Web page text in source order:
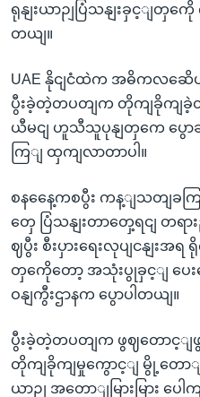
ရုနျးယာဉျပြံသနျးခှင့ျတှက
တယျ။
UAE နိုငျငံထဲက အဓိကလဆေိ
ပွီးခဲ့တဲ့တပတျက တိုကျခိုကျခဲ့
ယီမငျ ဟူသီသူပုနျတှကေ ပွော
ကြျ ထှကျလာတာပါ။
စနနေေ့ကစပွီး ကန့ျသတျခက
တှေ ပြံသနျးတာတှေ့ရငျ တရာ
ဈပွီး စီးပှားရေးလုပျငနျးအရ
တှကေိုတော့ အသုံးပွုခှင့ျ ပေးက
ဝနျကွီးဌာနက ပွောပါတယျ။
ပွီးခဲ့တဲ့တပတျက ဖွဈတောင့ျဖွဈ
တိုကျခိုကျမှုကွောင့ျ မွို့တောျ
ယာဉျ အတောျမြားမြား ပ